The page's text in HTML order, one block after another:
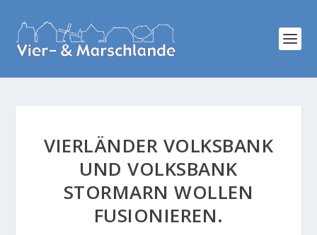
VIERLÄNDER VOLKSBANK
UND VOLKSBANK
STORMARN WOLLEN
FUSIONIEREN.